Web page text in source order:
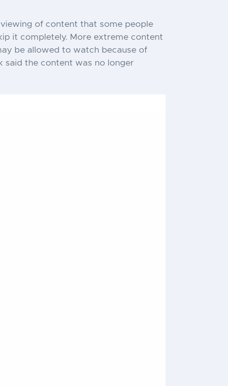
of content that some people
it completely. More extreme content
be allowed to watch because of
said the content was no longer